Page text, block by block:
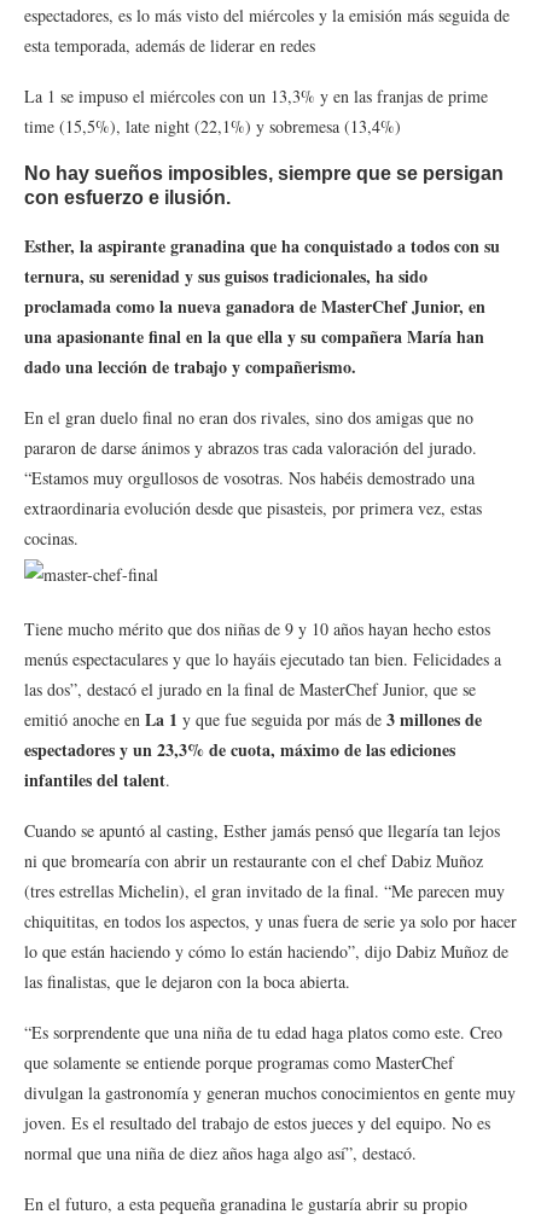
espectadores, es lo más visto del miércoles y la emisión más seguida de
esta temporada, además de liderar en redes
La 1 se impuso el miércoles con un 13,3% y en las franjas de prime
time (15,5%), late night (22,1%) y sobremesa (13,4%)
No hay sueños imposibles, siempre que se persigan
con esfuerzo e ilusión.
Esther, la aspirante granadina que ha conquistado a todos con su
ternura, su serenidad y sus guisos tradicionales, ha sido
proclamada como la nueva ganadora de MasterChef Junior, en
una apasionante final en la que ella y su compañera María han
dado una lección de trabajo y compañerismo.
En el gran duelo final no eran dos rivales, sino dos amigas que no
pararon de darse ánimos y abrazos tras cada valoración del jurado.
“Estamos muy orgullosos de vosotras. Nos habéis demostrado una
extraordinaria evolución desde que pisasteis, por primera vez, estas
cocinas.
Tiene mucho mérito que dos niñas de 9 y 10 años hayan hecho estos
menús espectaculares y que lo hayáis ejecutado tan bien. Felicidades a
las dos”, destacó el jurado en la final de MasterChef Junior, que se
emitió anoche en La 1 y que fue seguida por más de 3 millones de
espectadores y un 23,3% de cuota, máximo de las ediciones
infantiles del talent.
Cuando se apuntó al casting, Esther jamás pensó que llegaría tan lejos
ni que bromearía con abrir un restaurante con el chef Dabiz Muñoz
(tres estrellas Michelin), el gran invitado de la final. “Me parecen muy
chiquititas, en todos los aspectos, y unas fuera de serie ya solo por hacer
lo que están haciendo y cómo lo están haciendo”, dijo Dabiz Muñoz de
las finalistas, que le dejaron con la boca abierta.
“Es sorprendente que una niña de tu edad haga platos como este. Creo
que solamente se entiende porque programas como MasterChef
divulgan la gastronomía y generan muchos conocimientos en gente muy
joven. Es el resultado del trabajo de estos jueces y del equipo. No es
normal que una niña de diez años haga algo así”, destacó.
En el futuro, a esta pequeña granadina le gustaría abrir su propio